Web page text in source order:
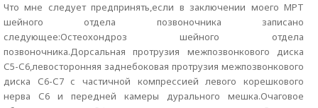
Что мне следует предпринять,если в заключении моего МРТ
шейного отдела позвоночника записано
следующее:Остеохондроз шейного отдела
позвоночника.Дорсальная протрузия межпозвонкового диска
С5-С6,левосторонняя заднебоковая протрузия межпозвонкового
диска С6-С7 с частичной компрессией левого корешкового
нерва С6 и передней камеры дурального мешка.Очаговое